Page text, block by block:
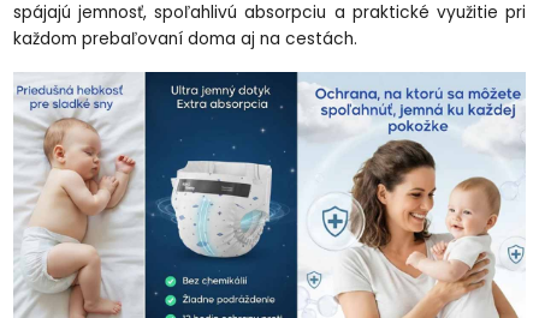
spájajú jemnosť, spoľahlivú absorpciu a praktické využitie pri
každom prebaľovaní doma aj na cestách.